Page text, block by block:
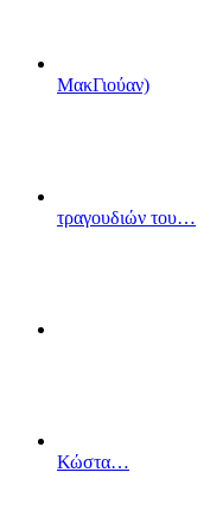
ΜακΓιούαν)
τραγουδιών του…
Κώστα…